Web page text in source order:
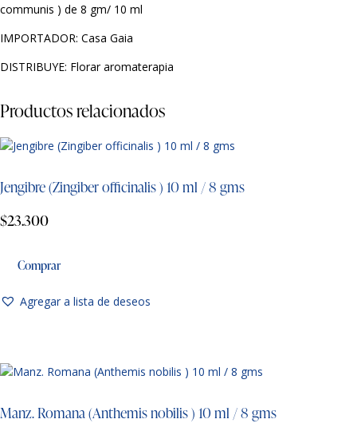
communis ) de 8 gm/ 10 ml
IMPORTADOR: Casa Gaia
DISTRIBUYE: Florar aromaterapia
Productos relacionados
Jengibre (Zingiber officinalis ) 10 ml / 8 gms
$23.300
Comprar
Agregar a lista de deseos
Manz. Romana (Anthemis nobilis ) 10 ml / 8 gms